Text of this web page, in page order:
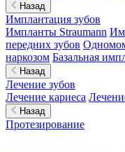
Назад
Имплантация зубов
Импланты Straumann
передних зубов
наркозом Базальная
Назад
Лечение зубов
Лечение кариеса
Назад
Протезирование